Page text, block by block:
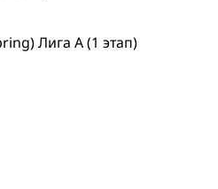
Лига А (1 этап)